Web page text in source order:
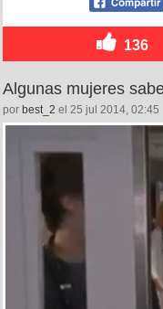
136
Algunas mujeres
por best_2 el 25 jul 2014, 02:45